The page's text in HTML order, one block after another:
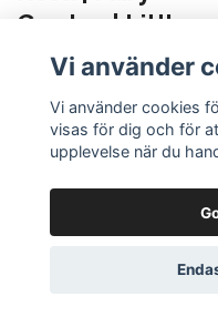
Garden | Little
Dutch
Vi använder
Vi använder cookies
visas för dig och för
upplevelse när du